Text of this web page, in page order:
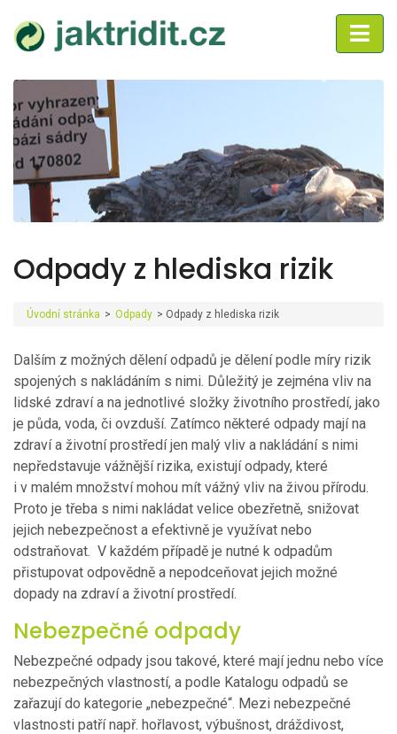
Odpady z hlediska rizik
Úvodní stránka > Odpady > Odpady z hlediska rizik
Dalším z možných dělení odpadů je dělení podle míry rizik
spojených s nakládáním s nimi. Důležitý je zejména vliv na
lidské zdraví a na jednotlivé složky životního prostředí, jako
je půda, voda, či ovzduší. Zatímco některé odpady mají na
zdraví a životní prostředí jen malý vliv a nakládání s nimi
nepředstavuje vážnější rizika, existují odpady, které
i v malém množství mohou mít vážný vliv na živou přírodu.
Proto je třeba s nimi nakládat velice obezřetně, snižovat
jejich nebezpečnost a efektivně je využívat nebo
odstraňovat. V každém případě je nutné k odpadům
přistupovat odpovědně a nepodceňovat jejich možné
dopady na zdraví a životní prostředí.
Nebezpečné odpady
Nebezpečné odpady jsou takové, které mají jednu nebo více
nebezpečných vlastností, a podle Katalogu odpadů se
zařazují do kategorie „nebezpečné“. Mezi nebezpečné
vlastnosti patří např. hořlavost, výbušnost, dráždivost,